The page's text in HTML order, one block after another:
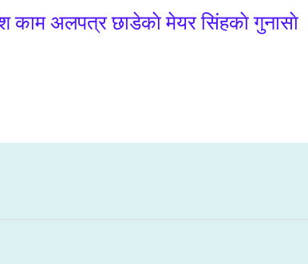
काम अलपत्र छाडेकाे मेयर सिंहकाे गुनासाे